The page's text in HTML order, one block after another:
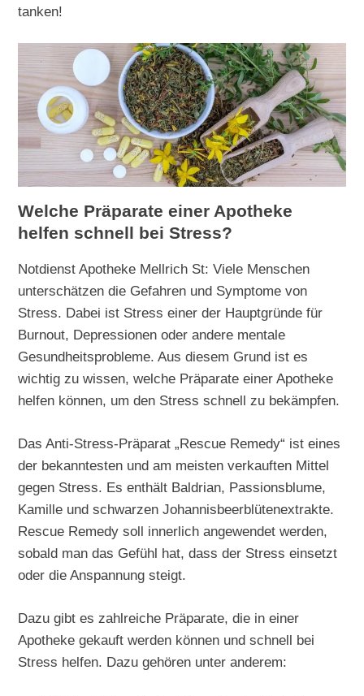
tanken!
Welche Präparate einer Apotheke
helfen schnell bei Stress?
Notdienst Apotheke Mellrich St: Viele Menschen
unterschätzen die Gefahren und Symptome von
Stress. Dabei ist Stress einer der Hauptgründe für
Burnout, Depressionen oder andere mentale
Gesundheitsprobleme. Aus diesem Grund ist es
wichtig zu wissen, welche Präparate einer Apotheke
helfen können, um den Stress schnell zu bekämpfen.
Das Anti-Stress-Präparat „Rescue Remedy“ ist eines
der bekanntesten und am meisten verkauften Mittel
gegen Stress. Es enthält Baldrian, Passionsblume,
Kamille und schwarzen Johannisbeerblütenextrakte.
Rescue Remedy soll innerlich angewendet werden,
sobald man das Gefühl hat, dass der Stress einsetzt
oder die Anspannung steigt.
Dazu gibt es zahlreiche Präparate, die in einer
Apotheke gekauft werden können und schnell bei
Stress helfen. Dazu gehören unter anderem: